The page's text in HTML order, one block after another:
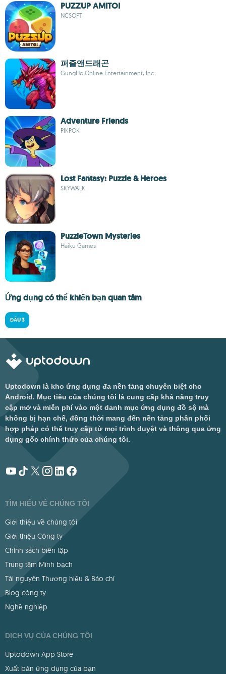
PUZZUP AMITOI
NCSOFT
퍼즐앤드래곤
GungHo Online Entertainment, Inc.
Adventure Friends
PIKPOK
Lost Fantasy: Puzzle & Heroes
SKYWALK
PuzzleTown Mysteries
Haiku Games
Ứng dụng có thể khiến bạn quan tâm
ĐẤU 3
Uptodown là kho ứng dụng đa nền tảng chuyên biệt cho
Android. Mục tiêu của chúng tôi là cung cấp khả năng truy
cập mở và miễn phí vào một danh mục ứng dụng đồ sộ mà
không bị hạn chế, đồng thời mang đến nền tảng phân phối
hợp pháp có thể truy cập từ mọi trình duyệt và thông qua ứng
dụng gốc chính thức của chúng tôi.
TÌM HIỂU VỀ CHÚNG TÔI
Giới thiệu về chúng tôi
Giới thiệu Công ty
Chính sách biên tập
Trung tâm Minh bạch
Tài nguyên Thương hiệu & Báo chí
Blog công ty
Nghề nghiệp
DỊCH VỤ CỦA CHÚNG TÔI
Uptodown App Store
Xuất bản ứng dụng của bạn